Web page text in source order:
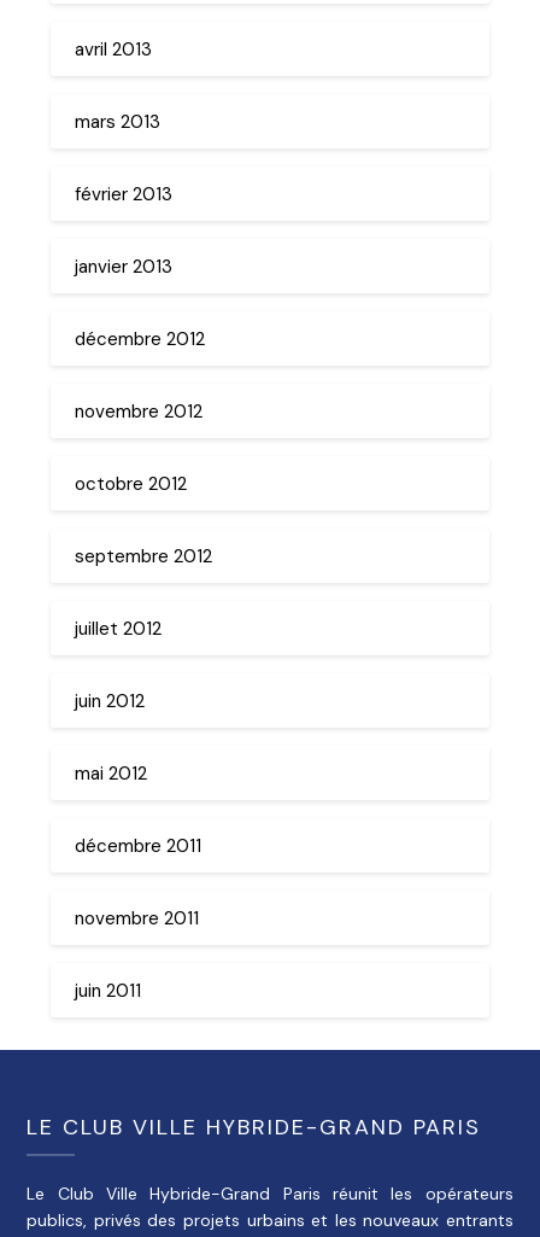
avril 2013
mars 2013
février 2013
janvier 2013
décembre 2012
novembre 2012
octobre 2012
septembre 2012
juillet 2012
juin 2012
mai 2012
décembre 2011
novembre 2011
juin 2011
LE CLUB VILLE HYBRIDE-GRAND PARIS
Le Club Ville Hybride-Grand Paris réunit les opérateurs
publics, privés des projets urbains et les nouveaux entrants